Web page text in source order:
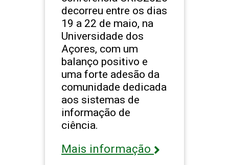
decorreu entre os dias
19 a 22 de maio, na
Universidade dos
Açores, com um
balanço positivo e
uma forte adesão da
comunidade dedicada
aos sistemas de
informação de
ciência.
Mais informação